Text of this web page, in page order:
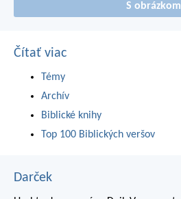
S obrázkom
Čítať viac
Témy
Archív
Biblické knihy
Top 100 Biblických veršov
Darček